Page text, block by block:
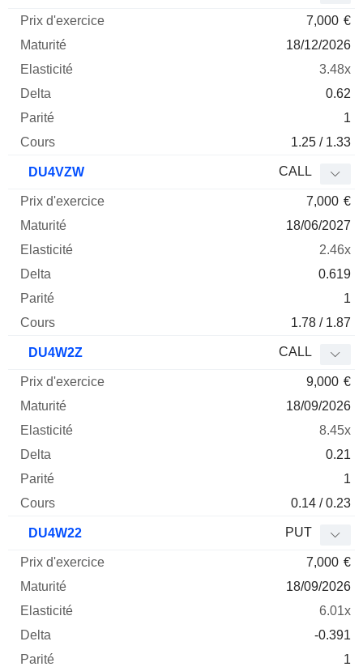
7,000 €
18/12/2026
3.48x
0.62
1
1.25 / 1.33
DU4VZW CALL
7,000 €
18/06/2027
2.46x
0.619
1
1.78 / 1.87
DU4W2Z CALL
9,000 €
18/09/2026
8.45x
0.21
1
0.14 / 0.23
DU4W22 PUT
7,000 €
18/09/2026
6.01x
-0.391
1